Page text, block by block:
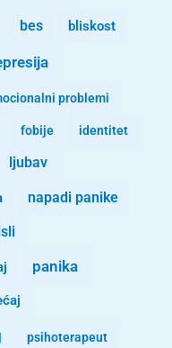
bes bliskost
problemi
fobije identitet
ljubav
napadi panike
panika
psihoterapeut